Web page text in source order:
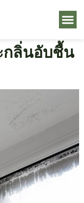
กลิ่นอับชื้น